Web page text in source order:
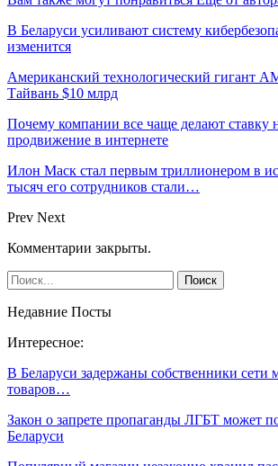
В Беларуси усиливают систему
изменится
Американский технологический гигант
Тайвань $10 млрд
Почему компании все чаще делают ставку
продвижение в интернете
Илон Маск стал первым триллионером в
тысяч его сотрудников стали…
Prev Next
Комментарии закрыты.
Недавние Посты
Интересное:
В Беларуси задержаны собственники сети
товаров…
Закон о запрете пропаганды ЛГБТ может
Беларуси